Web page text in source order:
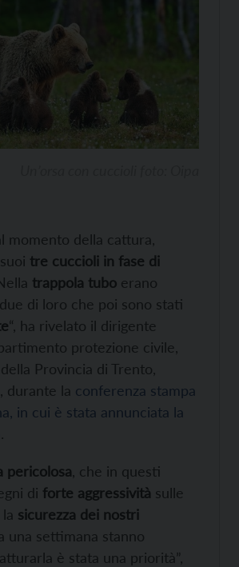
momento della cattura,
tre cuccioli in fase di
trappola tubo erano
di loro che poi sono stati
“, ha rivelato il dirigente
protezione civile,
Provincia di Trento,
, durante la conferenza stampa
in cui è stata annunciata la
.
pericolosa , che in questi
di forte aggressività sulle
sicurezza dei nostri
una settimana stanno
è stata una priorità”,